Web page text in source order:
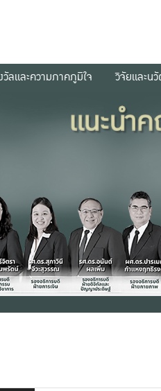
วัลและความภาคภูมิใจ วิจัยและน